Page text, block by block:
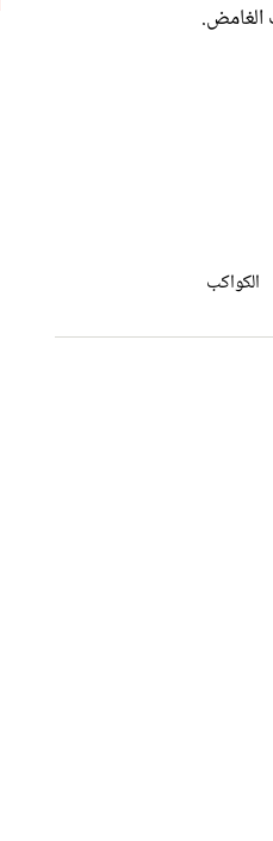
الغامض.
الكواكب